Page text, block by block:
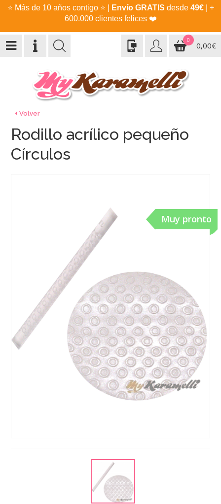
⭐ Más de 10 años contigo ⭐ Envío GRATIS desde 49€| +
600.000 clientes felices ❤️
0
0,00€
Volver
Muy pronto
Rodillo acrílico pequeño
Círculos